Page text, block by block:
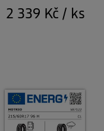
2 339 Kč / ks